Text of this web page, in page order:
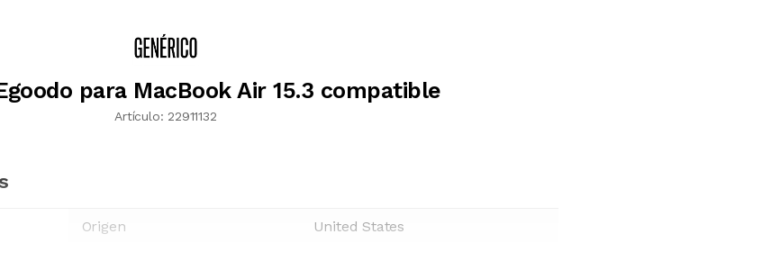
para MacBook Air 15.3 compatible
Artículo: 22911132
Origen United States